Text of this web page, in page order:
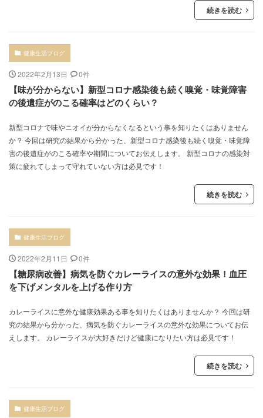
続きを読む
健康生活ブログ
2022年2月13日 0件
【味が分からない】新型コロナ感染後も続く嗅覚・味覚障害
の後遺症がのこる確率はどのくらい？
新型コロナで味やニオイが分からなくなるという事を知りたくはありません
か？ 今回は研究の結果から分かった、新型コロナ感染後も続く嗅覚・味覚障
害の後遺症がのこる確率や期間についてお伝えします。 新型コロナの感染対
策に疲れてしまって守れていない方は必見です！
続きを読む
健康生活ブログ
2022年2月11日 0件
【糖尿病改善】病気を防ぐカレーライスの意外な効果！血圧
を下げメンタルを上げる作り方
カレーライスに意外な健康効果ある事を知りたくはありませんか？ 今回は研
究の結果から分かった、病気を防ぐカレーライスの意外な効果についてお伝
えします。 カレーライスが大好きだけど健康になりたい方は必見です！
続きを読む
健康生活ブログ